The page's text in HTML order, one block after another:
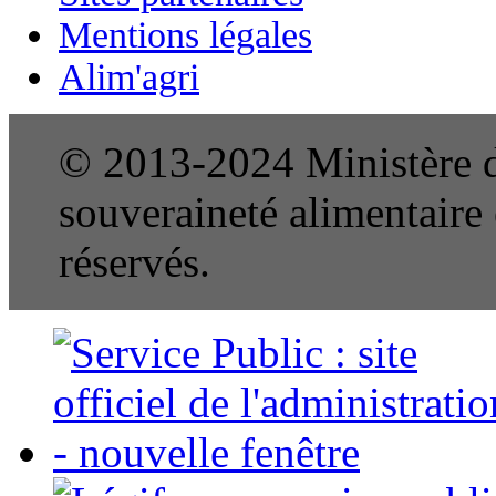
Mentions légales
Alim'agri
© 2013-2024 Ministère
souveraineté
réservés.